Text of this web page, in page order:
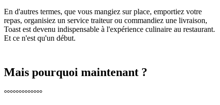
En d'autres termes, que vous mangiez sur place, emportiez votre
repas, organisiez un service traiteur ou commandiez une livraison,
Toast est devenu indispensable à l'expérience culinaire au restaurant.
Et ce n'est qu'un début.
Mais pourquoi maintenant ?
°°°°°°°°°°°°°